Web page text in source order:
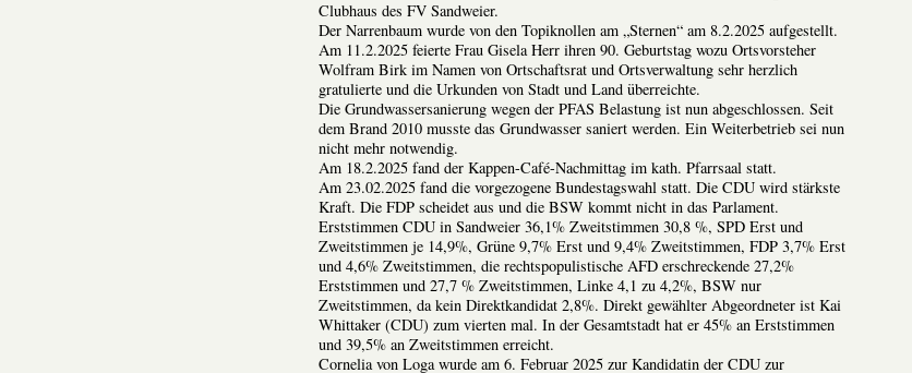
Clubhaus des FV Sandweier.
Der Narrenbaum wurde von den Topiknollen am „Sternen“ am 8.2.2025 aufgestellt.
Am 11.2.2025 feierte Frau Gisela Herr ihren 90. Geburtstag wozu Ortsvorsteher
Wolfram Birk im Namen von Ortschaftsrat und Ortsverwaltung sehr herzlich
gratulierte und die Urkunden von Stadt und Land überreichte.
Die Grundwassersanierung wegen der PFAS Belastung ist nun abgeschlossen. Seit
dem Brand 2010 musste das Grundwasser saniert werden. Ein Weiterbetrieb sei nun
nicht mehr notwendig.
Am 18.2.2025 fand der Kappen-Café-Nachmittag im kath. Pfarrsaal statt.
Am 23.02.2025 fand die vorgezogene Bundestagswahl statt. Die CDU wird stärkste
Kraft. Die FDP scheidet aus und die BSW kommt nicht in das Parlament.
Erststimmen CDU in Sandweier 36,1% Zweitstimmen 30,8 %, SPD Erst und
Zweitstimmen je 14,9%, Grüne 9,7% Erst und 9,4% Zweitstimmen, FDP 3,7% Erst
und 4,6% Zweitstimmen, die rechtspopulistische AFD erschreckende 27,2%
Erststimmen und 27,7 % Zweitstimmen, Linke 4,1 zu 4,2%, BSW nur
Zweitstimmen, da kein Direktkandidat 2,8%. Direkt gewählter Abgeordneter ist Kai
Whittaker (CDU) zum vierten mal. In der Gesamtstadt hat er 45% an Erststimmen
und 39,5% an Zweitstimmen erreicht.
Cornelia von Loga wurde am 6. Februar 2025 zur Kandidatin der CDU zur